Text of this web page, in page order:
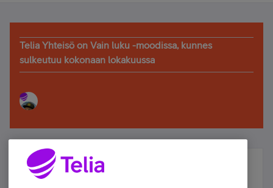
Telia Yhteisö on Vain luku -moodissa, kunnes
sulkeutuu kokonaan lokakuussa
Älä jää paitsi – osallistu ja voita!